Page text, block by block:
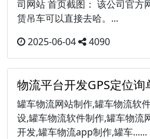
司网站 首页截图： 该公司官方
赁吊车可以直接去哈。...
2025-06-04
4090
物流平台开发GPS定位询
罐车物流网站制作,罐车物流软
设,罐车物流软件制作,罐车物流
开发,罐车物流app制作,罐车......